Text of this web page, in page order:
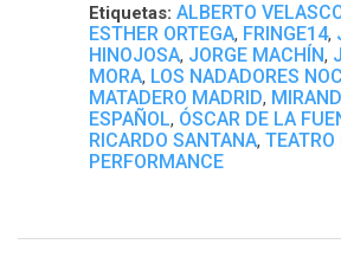
Etiquetas: ALBERTO
ESTHER ORTEGA, FRINGE14,
HINOJOSA, JORGE MACHÍN,
MORA, LOS NADADORES
MATADERO MADRID,
ESPAÑOL, ÓSCAR DE LA
RICARDO SANTANA, TEATRO
PERFORMANCE